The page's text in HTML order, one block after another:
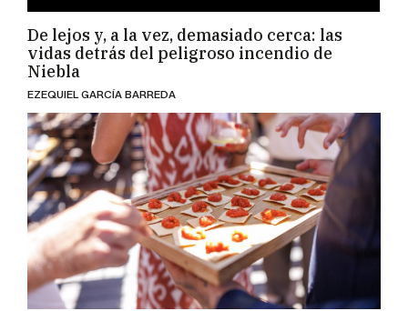
De lejos y, a la vez, demasiado cerca: las
vidas detrás del peligroso incendio de
Niebla
EZEQUIEL GARCÍA BARREDA